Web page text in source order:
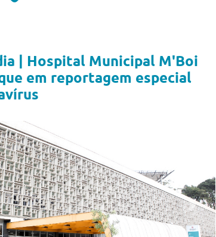
| Hospital Municipal M'Boi
em reportagem especial
Next